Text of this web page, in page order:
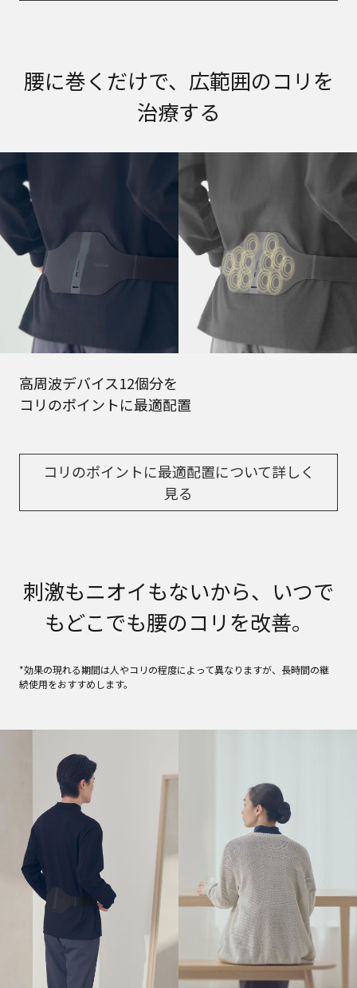
腰に巻くだけで、広範囲のコリを
治療する
高周波デバイス12個分を
コリのポイントに最適配置
コリのポイントに最適配置について詳しく
見る
刺激もニオイもないから、いつで
もどこでも腰のコリを改善。
*効果の現れる期間は人やコリの程度によって異なりますが、長時間の継
続使用をおすすめします。